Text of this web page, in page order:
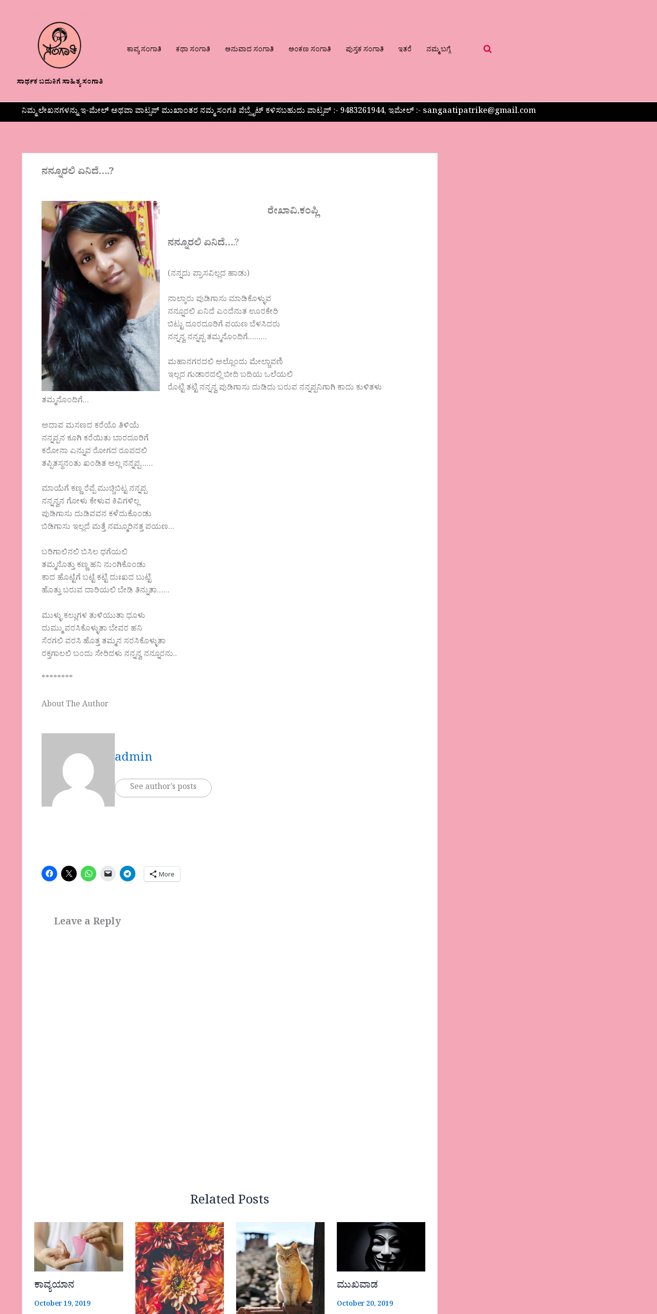
ಸಾರ್ಥಕ ಬದುಕಿಗೆ ಸಾಹಿತ್ಯ ಸಂಗಾತಿ
ಕಾವ್ಯ ಸಂಗಾತಿ ಕಥಾ ಸಂಗಾತಿ ಅನುವಾದ ಸಂಗಾತಿ ಅಂಕಣ ಸಂಗಾತಿ ಪುಸ್ತಕ ಸಂಗಾತಿ ಇತರೆ ನಮ್ಮ ಬಗ್ಗೆ
ನಿಮ್ಮ ಲೇಖನಗಳನ್ನು ಇ-ಮೇಲ್ ಅಥವಾ ವಾಟ್ಸಪ್ ಮುಖಾಂತರ ನಮ್ಮ ಸಂಗತಿ ವೆಬ್ಸೈಟ್ ಕಳಿಸಬಹುದು ವಾಟ್ಸಪ್‌ :- 9483261944, ಇಮೇಲ್ :- sangaatipatrike@gmail.com
ನನ್ನೂರಲಿ ಏನಿದೆ….?
ರೇಖಾವಿ.ಕಂಪ್ಲಿ
ನನ್ನೂರಲಿ ಏನಿದೆ….?
(ನನ್ನದು ಪ್ರಾಸವಿಲ್ಲದ ಹಾಡು)
ನಾಲ್ಕಾರು ಪುಡಿಗಾಸು ಮಾಡಿಕೊಳ್ಳುವ
ನನ್ನೂರಲಿ ಏನಿದೆ ಎಂದೆನುತ ಊರಕೇರಿ
ಬಿಟ್ಟು ದೂರದೂರಿಗೆ ಪಯಣ ಬೆಳಸಿದರು
ನನ್ನನ್ವ ನನ್ನಪ್ಪ ತಮ್ಮನೊಂದಿಗೆ………
ಮಹಾನಗರದಲಿ ಅಲ್ಲೊಂದು ಮೇಲ್ಚಾವಣಿ
ಇಲ್ಲದ ಗುಡಾರದಲ್ಲಿ ಬೀದಿ ಬದಿಯ ಒಲೆಯಲಿ
ರೊಟ್ಟಿ ತಟ್ಟಿ ನನ್ನನ್ವ ಪುಡಿಗಾಸು ದುಡಿದು ಬರುವ ನನ್ನಪ್ಪನಿಗಾಗಿ ಕಾದು ಕುಳಿತಳು
ತಮ್ಮನೊಂದಿಗೆ…
ಅದಾವ ಮಸಣದ ಕರೆಯೊ ತಿಳಿಯೆ
ನನ್ನಪ್ಪನ ಕೂಗಿ ಕರೆಯಿತು ಬಾರದೂರಿಗೆ
ಕರೋನಾ ಎನ್ನುವ ರೋಗದ ರೂಪದಲಿ
ತಪ್ಪಿತಸ್ಥನಂತು ಖಂಡಿತ ಅಲ್ಲ ನನ್ನಪ್ಪ……
ಮಾಯೆಗೆ ಕಣ್ಣ ರೆಪ್ಪೆ ಮುಚ್ಚಿಬಿಟ್ಟ ನನ್ನಪ್ಪ
ನನ್ನನ್ವನ ಗೋಳು ಕೇಳುವ ಕಿವಿಗಳಿಲ್ಲ
ಪುಡಿಗಾಸು ದುಡಿವವನ ಕಳೆದುಕೊಂಡು
ಬಿಡಿಗಾಸು ಇಲ್ಲದೆ ಮತ್ತೆ ನಮ್ಮೂರಿನತ್ತ ಪಯಣ…
ಬರಿಗಾಲಿನಲಿ ಬಿಸಿಲ ಧಗೆಯಲಿ
ತಮ್ಮನೊತ್ತು ಕಣ್ಣ ಹನಿ ನುಂಗಿಕೊಂಡು
ಕಾದ ಹೊಟ್ಟೆಗೆ ಬಟ್ಟೆ ಕಟ್ಟಿ ದುಃಖದ ಬುಟ್ಟಿ
ಹೊತ್ತು ಬರುವ ದಾರಿಯಲಿ ಬೇಡಿ ತಿನ್ನುತಾ……
ಮುಳ್ಳು ಕಲ್ಲುಗಳ ತುಳಿಯುತಾ ಧೂಳು
ದುಮ್ಮು ವರಸಿಕೊಳ್ಳುತಾ ಬೇವರ ಹನಿ
ಸೆರಗಲಿ ವರಸಿ ಹೊತ್ತ ತಮ್ಮನ ಸರಸಿಕೊಳ್ಳುತಾ
ರಕ್ತಗಾಲಲಿ ಬಂದು ಸೇರಿದಳು ನನ್ನನ್ವ ನನ್ನೂರನು..
********
About The Author
admin
See author's posts
More
Leave a Reply
Related Posts
ಕಾವ್ಯಯಾನ
October 19, 2019
ಮುಖವಾಡ
October 20, 2019